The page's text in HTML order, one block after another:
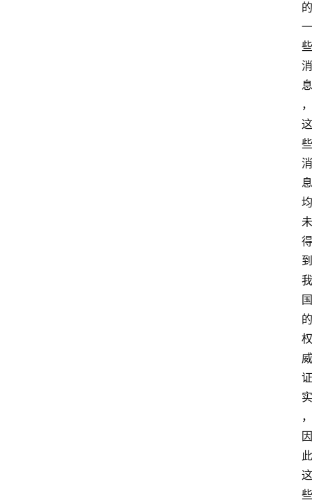
的
一
些
消
息
，
这
些
消
息
均
未
得
到
我
国
的
权
威
证
实
，
因
此
这
些